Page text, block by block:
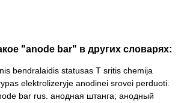
"anode bar" в других словарях:
bendralaidis statusas T sritis chemija
elektrolizeryje anodinei srovei perduoti.
bar rus. анодная штанга; анодный